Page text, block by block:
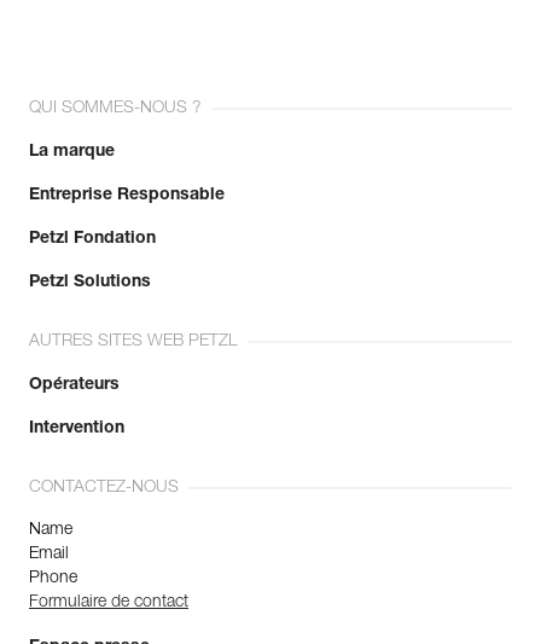
QUI SOMMES-NOUS ?
La marque
Entreprise Responsable
Petzl Fondation
Petzl Solutions
AUTRES SITES WEB PETZL
Opérateurs
Intervention
CONTACTEZ-NOUS
Name
Email
Phone
Formulaire de contact